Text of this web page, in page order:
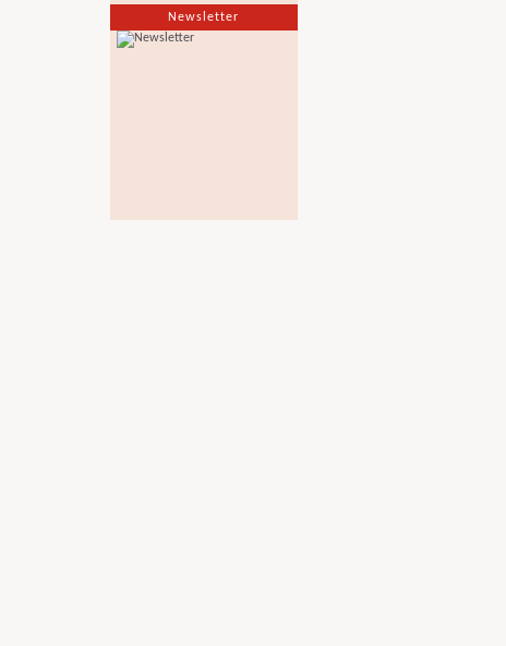
Newsletter